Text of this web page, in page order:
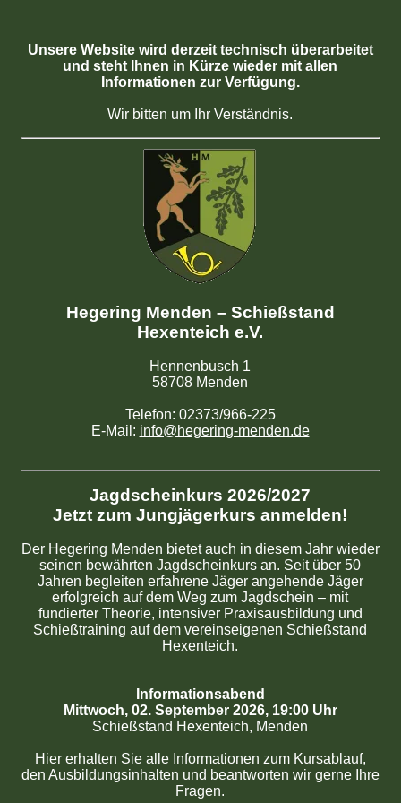
Unsere Website wird derzeit technisch überarbeitet
und steht Ihnen in Kürze wieder mit allen
Informationen zur Verfügung.
Wir bitten um Ihr Verständnis.
Hegering Menden – Schießstand
Hexenteich e.V.
Hennenbusch 1
58708 Menden
Telefon: 02373/966-225
E-Mail: info@hegering-menden.de
Jagdscheinkurs 2026/2027
Jetzt zum Jungjägerkurs anmelden!
Der Hegering Menden bietet auch in diesem Jahr wieder
seinen bewährten Jagdscheinkurs an. Seit über 50
Jahren begleiten erfahrene Jäger angehende Jäger
erfolgreich auf dem Weg zum Jagdschein – mit
fundierter Theorie, intensiver Praxisausbildung und
Schießtraining auf dem vereinseigenen Schießstand
Hexenteich.
Informationsabend
Mittwoch, 02. September 2026, 19:00 Uhr
Schießstand Hexenteich, Menden
Hier erhalten Sie alle Informationen zum Kursablauf,
den Ausbildungsinhalten und beantworten wir gerne Ihre
Fragen.